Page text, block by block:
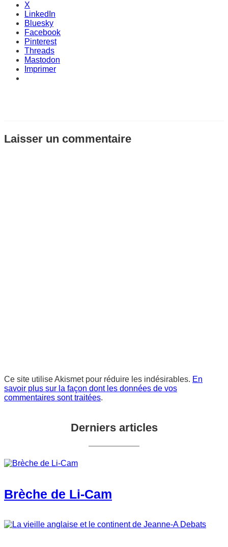
X
LinkedIn
Bluesky
Facebook
Pinterest
Threads
Mastodon
Imprimer
Laisser un commentaire
Ce site utilise Akismet pour réduire les indésirables. En
savoir plus sur la façon dont les données de vos
commentaires sont traitées.
Derniers articles
Brèche de Li-Cam